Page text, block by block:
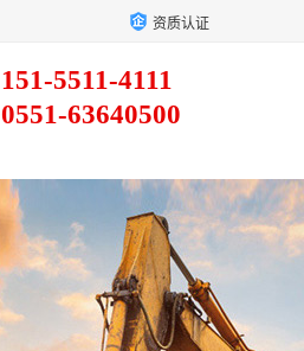
资质认证
151-5511-4111
0551-63640500